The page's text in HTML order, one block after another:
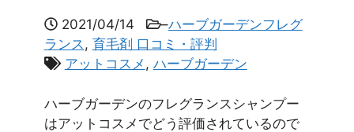
2021/04/14 –ハーブガーデンフレグ
ランス, 育毛剤 口コミ・評判
アットコスメ , ハーブガーデン
ハーブガーデンのフレグランスシャンプー
はアットコスメでどう評価されているので